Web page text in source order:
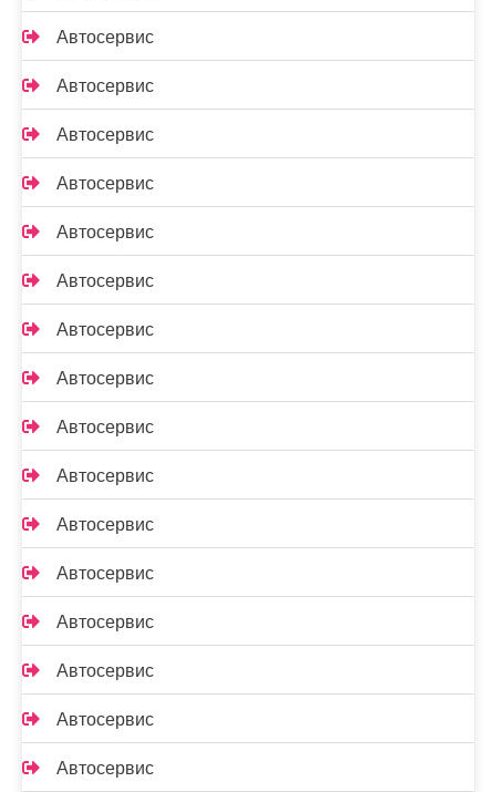
Автосервис
Автосервис
Автосервис
Автосервис
Автосервис
Автосервис
Автосервис
Автосервис
Автосервис
Автосервис
Автосервис
Автосервис
Автосервис
Автосервис
Автосервис
Автосервис